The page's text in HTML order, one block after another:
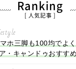
Ranking
[ 人気記事 ]
ホ三脚も100均でよ
・キャンドゥおすす